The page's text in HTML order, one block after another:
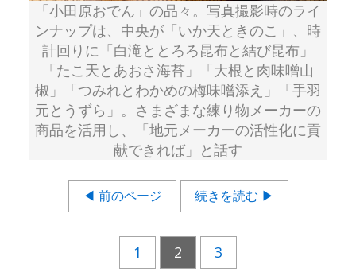
「小田原おでん」の品々。写真撮影時のライ
ンナップは、中央が「いか天ときのこ」、時
計回りに「白滝ととろろ昆布と結び昆布」
「たこ天とあおさ海苔」「大根と肉味噌山
椒」「つみれとわかめの梅味噌添え」「手羽
元とうずら」。さまざまな練り物メーカーの
商品を活用し、「地元メーカーの活性化に貢
献できれば」と話す
◀ 前のページ 続きを読む ▶
1 2 3